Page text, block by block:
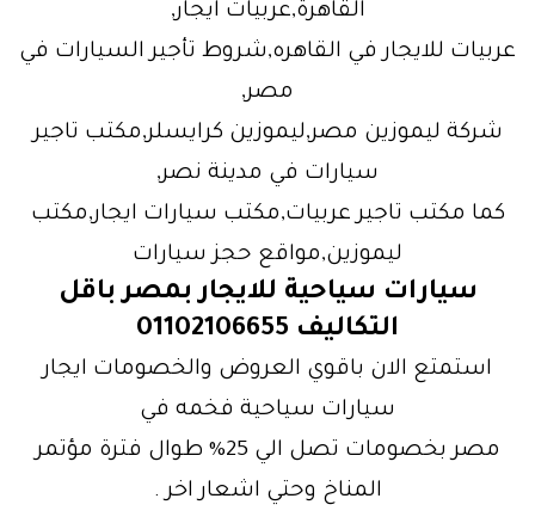
القاهرة,عربيات ايجار,
عربيات للايجار في القاهره,شروط تأجير السيارات في
مصر,
شركة ليموزين مصر,ليموزين كرايسلر,مكتب تاجير
سيارات في مدينة نصر,
كما مكتب تاجير عربيات,مكتب سيارات ايجار,مكتب
ليموزين,مواقع حجز سيارات
سيارات سياحية للايجار بمصر باقل
التكاليف 01102106655
استمتع الان باقوي العروض والخصومات ايجار
سيارات سياحية فخمه في
مصر بخصومات تصل الي 25% طوال فترة مؤتمر
المناخ وحتي اشعار اخر .